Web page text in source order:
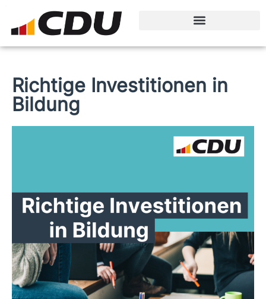
Richtige Investitionen in
Bildung